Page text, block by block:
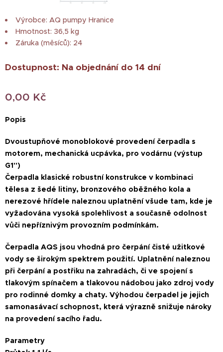
Výrobce: AQ pumpy Hranice
Hmotnost: 36,5 kg
Záruka (měsíců): 24
Dostupnost: Na objednání do 14 dní
0,00 Kč
Popis
Dvoustupňové monoblokové provedení čerpadla s
motorem, mechanická ucpávka, pro vodárnu (výstup
G1")
Čerpadla klasické robustní konstrukce v kombinaci
tělesa z šedé litiny, bronzového oběžného kola a
nerezové hřídele naleznou uplatnění všude tam, kde je
vyžadována vysoká spolehlivost a současně odolnost
vůči nepříznivým provozním podmínkám.
Čerpadla AQS jsou vhodná pro čerpání čisté užitkové
vody se širokým spektrem použití. Uplatnění naleznou
při čerpání a postřiku na zahradách, či ve spojení s
tlakovým spínačem a tlakovou nádobou jako zdroj vody
pro rodinné domky a chaty. Výhodou čerpadel je jejich
samonasávací schopnost, která výrazně snižuje nároky
na provedení sacího řadu.
Parametry